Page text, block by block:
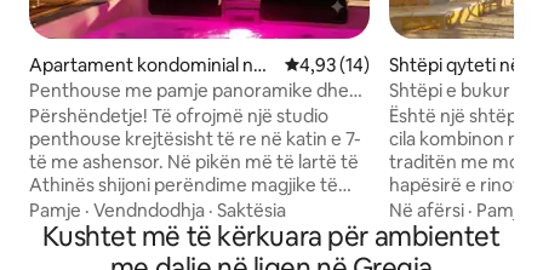
Apartament kondominial në
Athinë
Vlerësimi mesatar 4,93 nga 5,
4,93 (14)
Penthouse me pamje panoramike dhe
xhakuzi!
Përshëndetje! Të ofrojmë një studio
penthouse krejtësisht të re në katin e 7-
të me ashensor. Në pikën më të lartë të
Athinës shijoni perëndime magjike të
diellit dhe pamje panoramike të qytetit
ndërsa relaksoheni brenda xhakuzi
privat në ambient të jashtëm në katin 8.
Pamje · Vendndodhja · Saktësia
Shtëpi qyteti në
Shtëpi e bukur
mrekullueshme
Është një shtëpi
cila kombinon në
traditën me
hapësirë e
përdhes të një
guri, me një kopsht të bukur dhe një
pamje të
Në afërsi · Pamje
Kushtet më të kërkuara për ambientet